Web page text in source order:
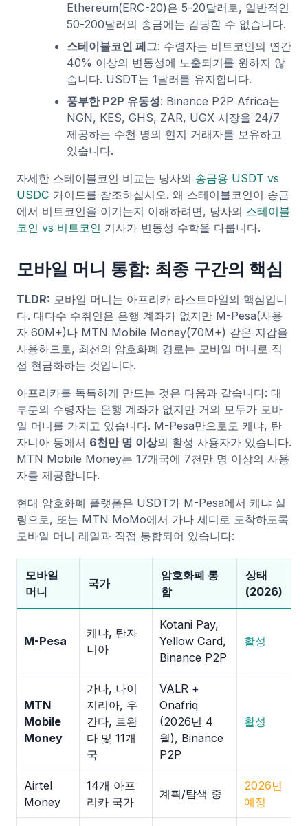
Ethereum(ERC-20)은 5-20달러로, 일반적인
50-200달러의 송금에는 감당할 수 없습니다.
스테이블코인 페그: 수령자는 비트코인의 연간
40% 이상의 변동성에 노출되기를 원하지 않
습니다. USDT는 1달러를 유지합니다.
풍부한 P2P 유동성: Binance P2P Africa는
NGN, KES, GHS, ZAR, UGX 시장을 24/7
제공하는 수천 명의 현지 거래자를 보유하고
있습니다.
자세한 스테이블코인 비교는 당사의 송금용 USDT vs
USDC 가이드를 참조하십시오. 왜 스테이블코인이 송금
에서 비트코인을 이기는지 이해하려면, 당사의 스테이블
코인 vs 비트코인 기사가 변동성 수학을 다룹니다.
모바일 머니 통합: 최종 구간의 핵심
TLDR: 모바일 머니는 아프리카 라스트마일의 핵심입니
다. 대다수 수취인은 은행 계좌가 없지만 M-Pesa(사용
자 60M+)나 MTN Mobile Money(70M+) 같은 지갑을
사용하므로, 최선의 암호화폐 경로는 모바일 머니로 직
접 현금화하는 것입니다.
아프리카를 독특하게 만드는 것은 다음과 같습니다: 대
부분의 수령자는 은행 계좌가 없지만 거의 모두가 모바
일 머니를 가지고 있습니다. M-Pesa만으로도 케냐, 탄
자니아 등에서 6천만 명 이상의 활성 사용자가 있습니다.
MTN Mobile Money는 17개국에 7천만 명 이상의 사용
자를 제공합니다.
현대 암호화폐 플랫폼은 USDT가 M-Pesa에서 케냐 실
링으로, 또는 MTN MoMo에서 가나 세디로 도착하도록
모바일 머니 레일과 직접 통합되어 있습니다:
모바일
머니
국가
암호화폐 통
합
상태
(2026)
M-Pesa
케냐, 탄자
니아
Kotani Pay,
Yellow Card,
Binance P2P
활성
MTN
Mobile
Money
가나, 나이
지리아, 우
간다, 르완
다 및 11개
국
VALR +
Onafriq
(2026년 4
월), Binance
P2P
활성
Airtel
Money
14개 아프
리카 국가
계획/탐색 중
2026년
예정